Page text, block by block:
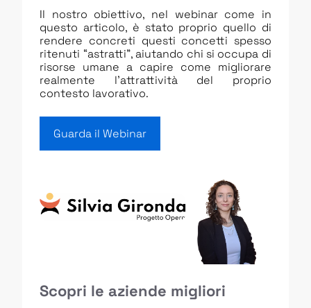
Il nostro obiettivo, nel webinar come in
questo articolo, è stato proprio quello di
rendere concreti questi concetti spesso
ritenuti “astratti”, aiutando chi si occupa di
risorse umane a capire come migliorare
realmente l’attrattività del proprio
contesto lavorativo.
Guarda il Webinar
Scopri le aziende migliori